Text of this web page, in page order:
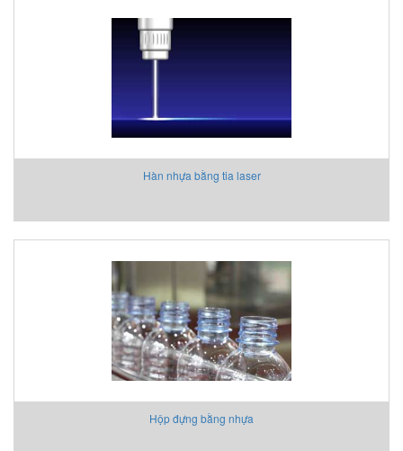
Hàn nhựa bằng tia laser
Hộp đựng bằng nhựa